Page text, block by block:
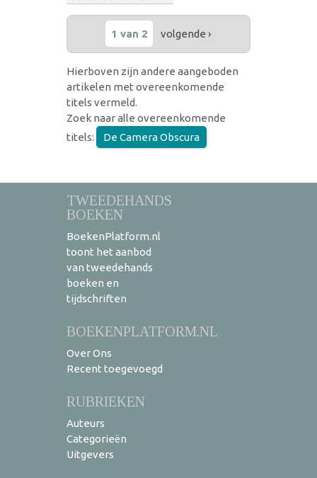
1 van 2 volgende ›
Hierboven zijn andere aangeboden
artikelen met overeenkomende
titels vermeld.
Zoek naar alle overeenkomende
titels:
De Camera Obscura
TWEEDEHANDS
BOEKEN
BoekenPlatform.nl
toont het aanbod
van tweedehands
boeken en
tijdschriften
BOEKENPLATFORM.NL
Over Ons
Recent toegevoegd
RUBRIEKEN
Auteurs
Categorieën
Uitgevers